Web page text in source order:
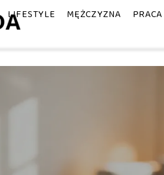
LIFESTYLE MĘŻCZYZNA PRACA